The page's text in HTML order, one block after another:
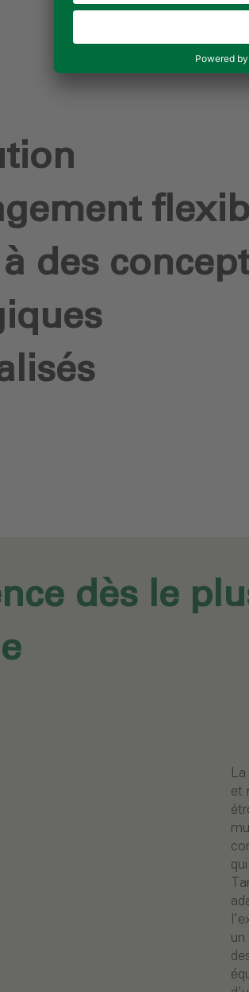
des
dès le
et
un